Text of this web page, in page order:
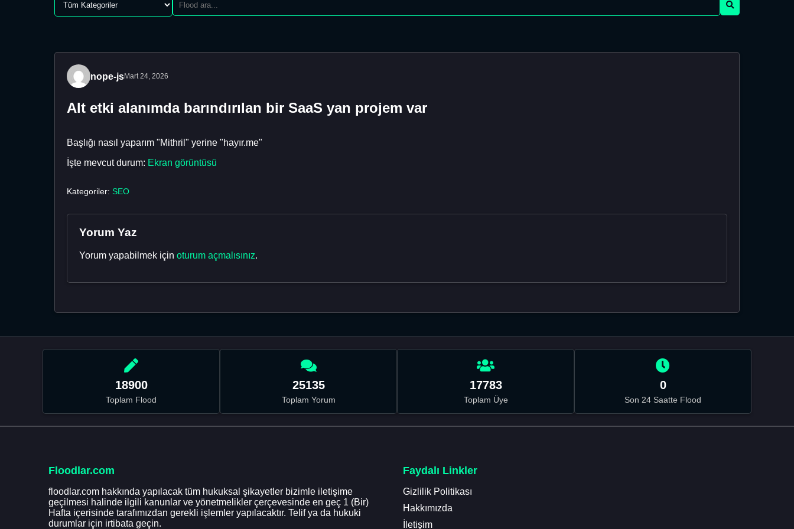
nope-jsMart 24, 2026
Alt etki alanımda barındırılan bir SaaS yan projem var
Başlığı nasıl yaparım "Mithril" yerine "hayır.me"
İşte mevcut durum: Ekran görüntüsü
Kategoriler: SEO
Yorum Yaz
Yorum yapabilmek için oturum açmalısınız.
18900
Toplam Flood
25135
Toplam Yorum
17783
Toplam Üye
0
Son 24 Saatte Flood
Floodlar.com
floodlar.com hakkında yapılacak tüm hukuksal şikayetler bizimle iletişime
geçilmesi halinde ilgili kanunlar ve yönetmelikler çerçevesinde en geç 1 (Bir)
Hafta içerisinde tarafımızdan gerekli işlemler yapılacaktır. Telif ya da hukuki
durumlar için irtibata geçin.
Faydalı Linkler
Gizlilik Politikası
Hakkımızda
İletişim